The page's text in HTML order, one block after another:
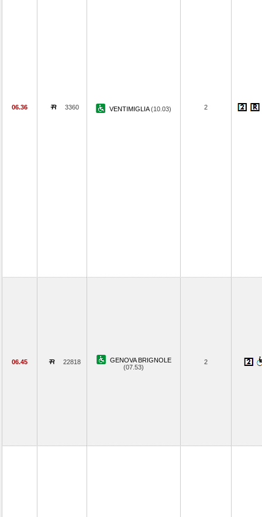
06.36 3360 VENTIMIGLIA(10.03) 2
06.45 22818
GENOVA BRIGNOLE
(07.53)
2